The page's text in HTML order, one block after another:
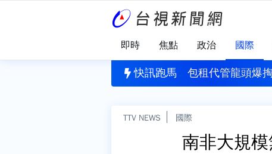
即時 焦點 政治 國際
快訊跑馬
門逃逸！警開槍追緝 一查又是毒駕 包租代管龍頭爆
TTV NEWS 國際
南非大規